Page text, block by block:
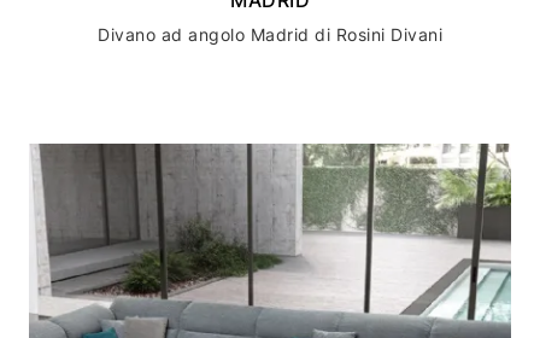
Divano ad angolo Madrid di Rosini Divani